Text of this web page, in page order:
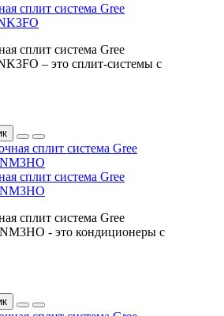
сплит система Gree
сплит система Gree
– это сплит-системы с
сплит система Gree
сплит система Gree
- это кондиционеры с